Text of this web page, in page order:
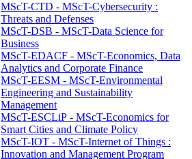
MScT-CTD - MScT-Cybersecurity :
Threats and Defenses
MScT-DSB - MScT-Data Science for
Business
MScT-EDACF - MScT-Economics, Data
Analytics and Corporate Finance
MScT-EESM - MScT-Environmental
Engineering and Sustainability
Management
MScT-ESCLiP - MScT-Economics for
Smart Cities and Climate Policy
MScT-IOT - MScT-Internet of Things :
Innovation and Management Program